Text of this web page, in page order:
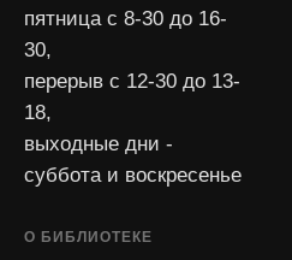
пятница с 8-30 до 16-
30,
перерыв с 12-30 до 13-
18,
выходные дни -
суббота и воскресенье
О БИБЛИОТЕКЕ